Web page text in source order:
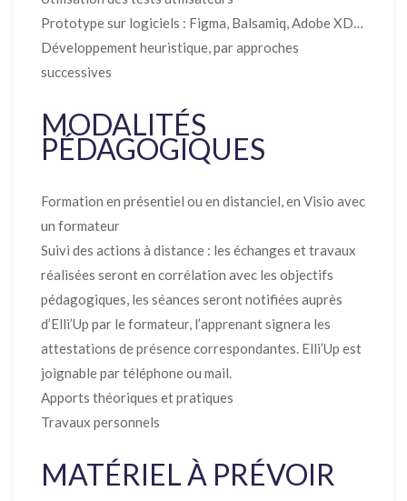
Prototype sur logiciels : Figma, Balsamiq, Adobe XD…
Développement heuristique, par approches
successives
MODALITÉS
PÉDAGOGIQUES
Formation en présentiel ou en distanciel, en Visio avec
un formateur
Suivi des actions à distance : les échanges et travaux
réalisées seront en corrélation avec les objectifs
pédagogiques, les séances seront notifiées auprès
d’Elli’Up par le formateur, l’apprenant signera les
attestations de présence correspondantes. Elli’Up est
joignable par téléphone ou mail.
Apports théoriques et pratiques
Travaux personnels
MATÉRIEL À PRÉVOIR